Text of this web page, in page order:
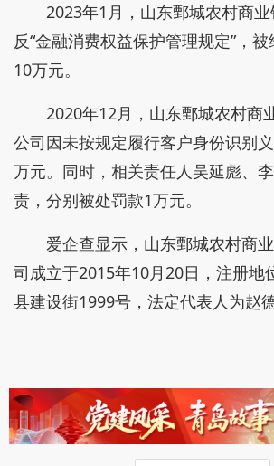
2023年1月，山东鄄城农村商
反“金融消费权益保护管理规定”，
10万元。
2020年12月，山东鄄城农村商
公司因未按规定履行客户身份识别
万元。同时，相关责任人吴延彪、
责，分别被处罚款1万元。
爱企查显示，山东鄄城农村商
司成立于2015年10月20日，注册地
县建设街1999号，法定代表人为赵德